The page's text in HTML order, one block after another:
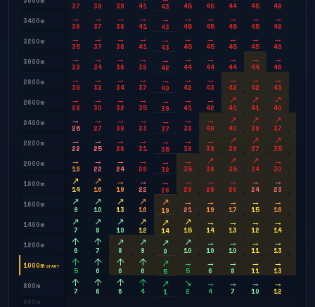
37 38 39 41 43 45 45 44 45 48
3400m
→
36
→
37
→
38
→
41
→
43
→
45
→
45
→
45
→
45
→
48
3200m
→
35
→
37
→
38
→
41
→
43
→
45
→
45
→
45
→
45
→
49
3000m
→
33
→
34
→
36
→
39
→
42
→
44
→
44
→
44
→
44
→
46
2800m
→
30
→
32
→
34
→
37
→
40
→
42
→
43
→
42
→
42
→
43
2600m
→
28
→
30
→
32
→
35
→
39
→
41
→
42
↗
41
↗
41
↗
40
2400m
→
25
→
27
→
30
→
33
→
37
→
39
→
40
↗
40
↗
39
↗
37
2200m
→
22
→
25
→
28
→
31
→
35
→
38
→
39
↗
39
↗
37
↗
35
2000m
→
19
→
22
→
24
→
28
→
32
→
35
↗
36
↗
35
↗
34
→
30
1800m
↗
14
↗
16
→
19
→
22
→
26
→
28
→
28
→
26
→
24
→
23
1600m
↗
9
↗
10
↗
13
↗
16
↗
19
→
21
→
19
→
17
→
15
→
16
1400m
↗
7
↗
8
↗
10
↗
12
↗
14
↗
15
→
14
→
13
→
12
→
14
1200m
↑
6
↑
7
↗
8
↗
9
↗
9
↗
10
→
10
→
10
→
11
→
13
1000m START ↑
5
↑
6
↑
6
↑
6
↗
5
→
5
→
6
→
8
→
11
→
13
800m
↑
7
↑
6
↑
6
↑
4
↗
1
↘
2
→
4
→
7
→
10
→
12
600m